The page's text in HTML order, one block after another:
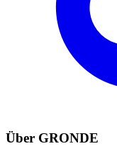
Über GRONDE